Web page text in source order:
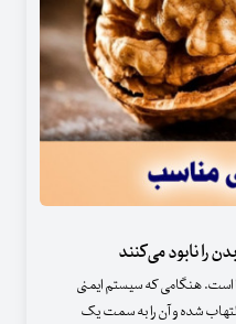
است. هنگامی که سیستم ایمنی
شده و آن را به سمت یک